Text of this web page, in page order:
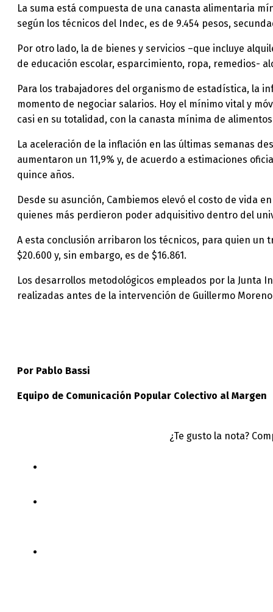
La suma está compuesta de una canasta alimentaria
según los técnicos del Indec, es de 9.454 pesos,
Por otro lado, la de bienes y servicios –que incluye
de educación escolar, esparcimiento, ropa, remedios-
Para los trabajadores del organismo de estadística, la
momento de negociar salarios. Hoy el mínimo vital y
casi en su totalidad, con la canasta mínima de
La aceleración de la inflación en las últimas semanas
aumentaron un 11,9% y, de acuerdo a estimaciones
quince años.
Desde su asunción, Cambiemos elevó el costo de vida
quienes más perdieron poder adquisitivo dentro del
A esta conclusión arribaron los técnicos, para quien
$20.600 y, sin embargo, es de $16.861.
Los desarrollos metodológicos empleados por la Junta
realizadas antes de la intervención de Guillermo
Por Pablo Bassi
Equipo de Comunicación Popular Colectivo al Margen
¿Te gusto la nota?